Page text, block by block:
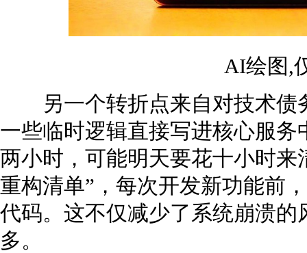
AI绘图,
另一个转折点来自对技术债
一些临时逻辑直接写进核心服
两小时，可能明天要花十小时
重构清单”，每次开发新功能前
代码。这不仅减少了系统崩溃
多。